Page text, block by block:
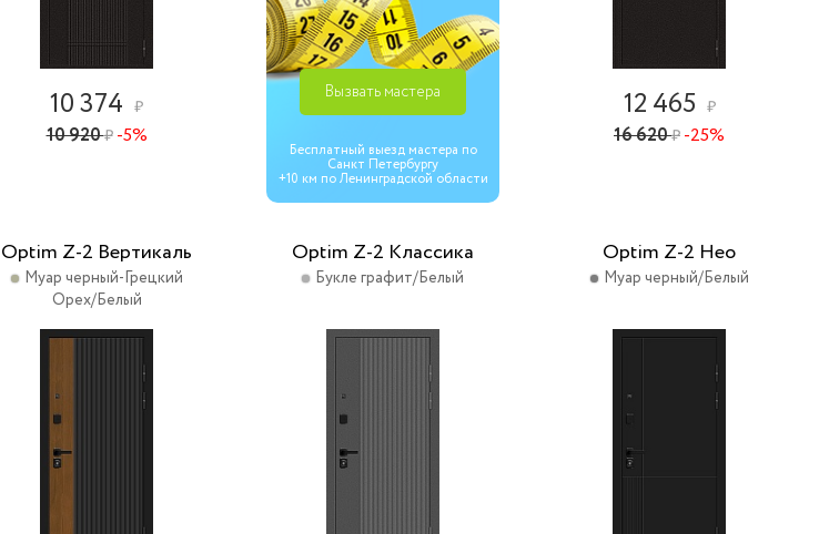
10 374 ₽
10 920₽ -5%
Вызвать мастера
Бесплатный выезд мастера по
Санкт Петербургу
+10 км по Ленинградской области
12 465 ₽
16 620₽ -25%
Optim Z-2 Вертикаль
Муар черный-Грецкий
Орех/Белый
Optim Z-2 Классика
Букле графит/Белый
Optim Z-2 Нео
Муар черный/Белый